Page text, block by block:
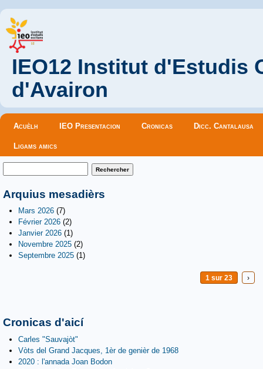
IEO12 Institut d'Estudis
d'Avairon
Menu principal
Acuèlh IEO Presentacion Cronicas Dicc. Cantalausa
Ligams amics
Formulaire de recherche
Arquius mesadièrs
Mars 2026 (7)
Février 2026 (2)
Janvier 2026 (1)
Novembre 2025 (2)
Septembre 2025 (1)
1 sur 23 ›
Cronicas d'aicí
Carles "Sauvajòt"
Vòts del Grand Jacques, 1èr de genièr de 1968
2020 : l'annada Joan Bodon